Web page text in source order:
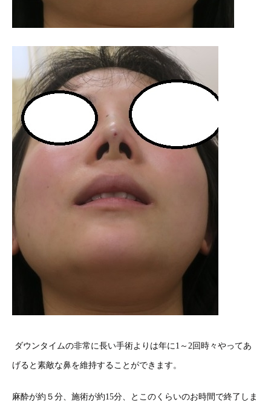
ダウンタイムの非常に長い手術よりは年に1～2回時々やってあ
げると素敵な鼻を維持することができます。
麻酔が約５分、施術が約15分、とこのくらいのお時間で終了しま